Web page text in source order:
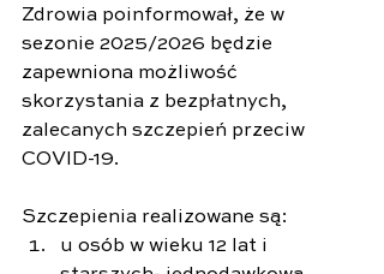
Zdrowia poinformował, że w
sezonie 2025/2026 będzie
zapewniona możliwość
skorzystania z bezpłatnych,
zalecanych szczepień przeciw
COVID-19.
Szczepienia realizowane są:
u osób w wieku 12 lat i